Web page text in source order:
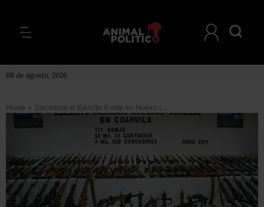
08 de agosto, 2026
Home > Decomisa el Ejército 6 mdp en Nuevo León